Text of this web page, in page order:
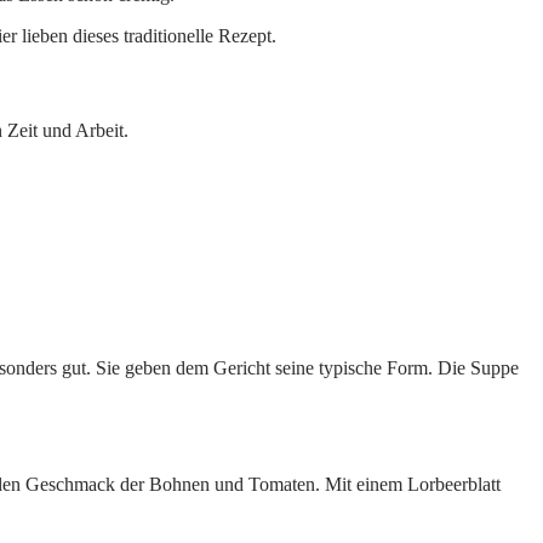
lieben dieses traditionelle Rezept.
Zeit und Arbeit.
gut. Sie geben dem Gericht seine typische Form. Die Suppe
Geschmack der Bohnen und Tomaten. Mit einem Lorbeerblatt